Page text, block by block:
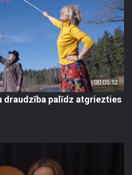
00:05:12
draudzība palīdz atgriezties